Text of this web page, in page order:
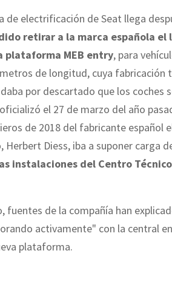
electrificación de Seat llega
retirar a la marca española el
plataforma MEB entry, para
de longitud, cuya fabricación
por descartado que los coches
el 27 de marzo del año
de 2018 del fabricante español
Diess, iba a suponer carga
instalaciones del Centro
fuentes de la compañía han
activamente" con la central
plataforma.